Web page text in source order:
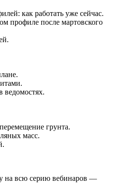
как работать уже сейчас.
профиле после мартовского
ведомостях.
грунта.
масс.
на всю серию вебинаров —